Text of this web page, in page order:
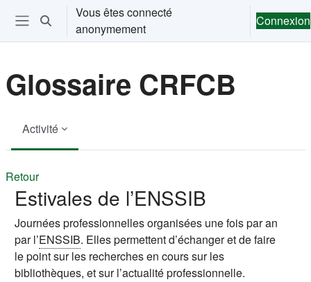
Passer au contenu principal
Ouvrir le menu de navigation
Activer/désactiver la saisie de recherche
Vous êtes connecté
anonymement
Connexion
Glossaire CRFCB
Activité
Retour
Estivales de l’ENSSIB
Journées professionnelles organisées une fois par an
par l’ENSSIB. Elles permettent d’échanger et de faire
le point sur les recherches en cours sur les
bibliothèques, et sur l’actualité professionnelle.